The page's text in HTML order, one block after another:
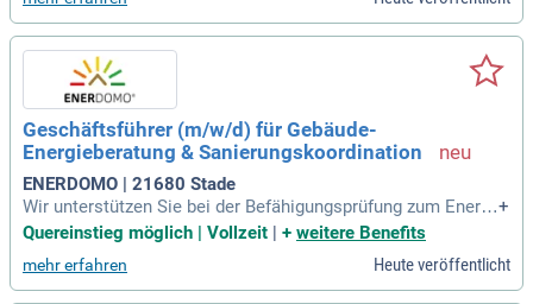
ablegen.
Geschäftsführer (m/w/d) für Gebäude-
Energieberatung & Sanierungskoordination
ENERDOMO | 21680 Stade
Wir unterstützen Sie bei der Befähigungsprüfung zum Energi
eberater. Quereinsteiger: Selbst wenn Sie kein Handwerksm
eister, Ingenieur oder Architekt sind, können Sie mit unserer
Hilfe die "Qualifikationsprüfung Energieberatung" erfolgreich
ablegen.
+
Quereinstieg möglich | Vollzeit | + weitere Benefits
mehr erfahren Heute veröffentlicht